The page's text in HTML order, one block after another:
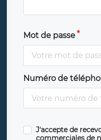
Mot de passe
Numéro de
J'accepte de